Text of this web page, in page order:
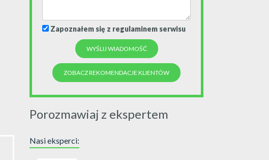
Zapoznałem się z regulaminem serwisu
ZOBACZ REKOMENDACJE KLIENTÓW
Porozmawiaj z ekspertem
Nasi eksperci: